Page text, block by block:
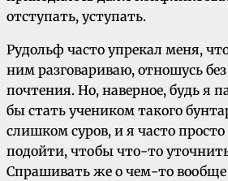
отступать, уступать.
Рудольф часто упрекал меня,
ним разговариваю, отношусь
почтения. Но, наверное, будь я
бы стать учеником такого
слишком суров, и я часто просто
подойти, чтобы что-то
Спрашивать же о чем-то